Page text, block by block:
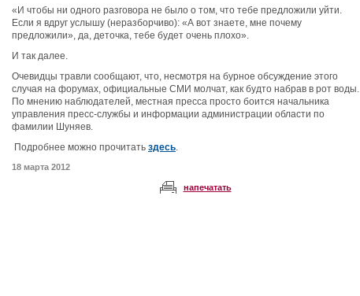
«И чтобы ни одного разговора не было о том, что тебе предложили уйти.
Если я вдруг услышу (неразборчиво): «А вот знаете, мне почему
предложили», да, деточка, тебе будет очень плохо».
И так далее.
Очевидцы травли сообщают, что, несмотря на бурное обсуждение этого
случая на форумах, официальные СМИ молчат, как будто набрав в рот воды.
По мнению наблюдателей, местная пресса просто боится начальника
управления пресс-службы и информации администрации области по
фамилии Шуняев.
Подробнее можно прочитать здесь.
18 марта 2012
напечатать